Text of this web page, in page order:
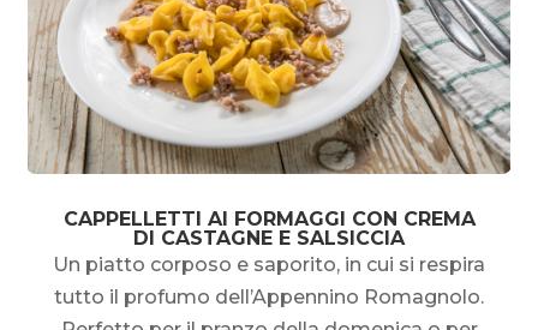
CAPPELLETTI AI FORMAGGI CON CREMA
DI CASTAGNE E SALSICCIA
Un piatto corposo e saporito, in cui si respira
tutto il profumo dell’Appennino Romagnolo.